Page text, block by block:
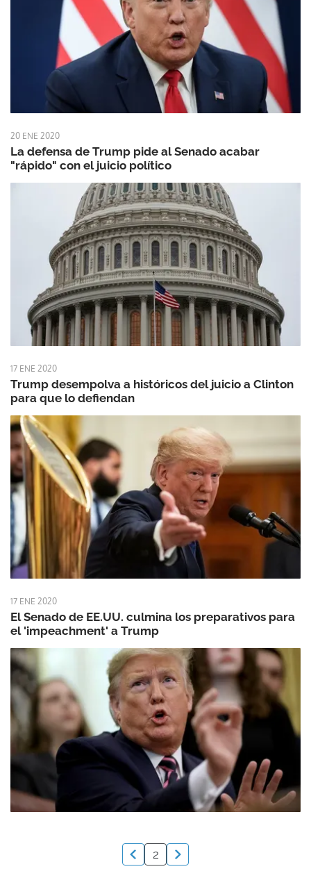
20 ENE 2020
La defensa de Trump pide al Senado acabar
"rápido" con el juicio político
17 ENE 2020
Trump desempolva a históricos del juicio a Clinton
para que lo defiendan
17 ENE 2020
El Senado de EE.UU. culmina los preparativos para
el 'impeachment' a Trump
2